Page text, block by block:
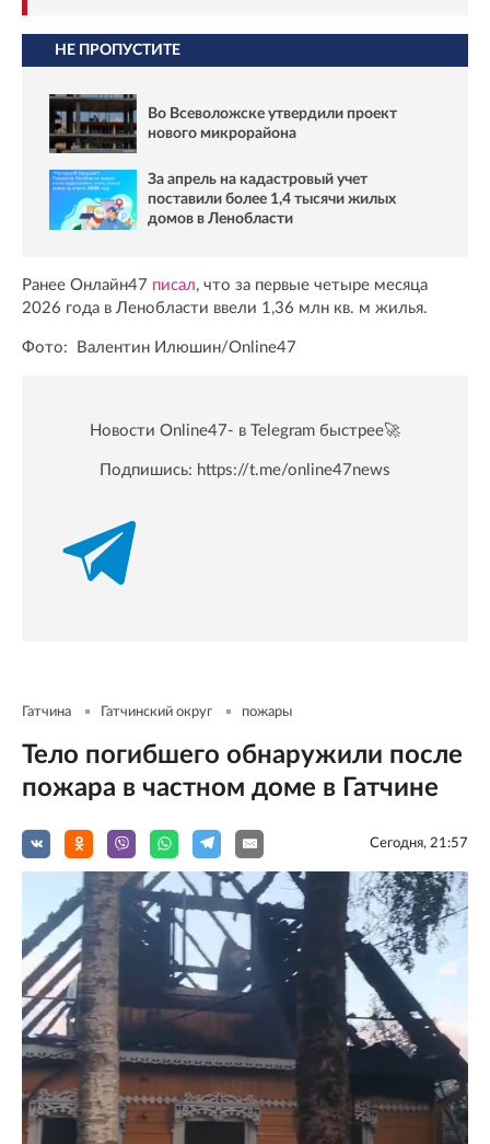
НЕ ПРОПУСТИТЕ
Во Всеволожске утвердили проект
нового микрорайона
За апрель на кадастровый учет
поставили более 1,4 тысячи жилых
домов в Ленобласти
Ранее Онлайн47 писал, что за первые четыре месяца
2026 года в Ленобласти ввели 1,36 млн кв. м жилья.
Фото: Валентин Илюшин/Online47
Новости Online47- в Telegram быстрее🚀
Подпишись: https://t.me/online47news
Гатчина Гатчинский округ пожары
Тело погибшего обнаружили после
пожара в частном доме в Гатчине
Сегодня, 21:57